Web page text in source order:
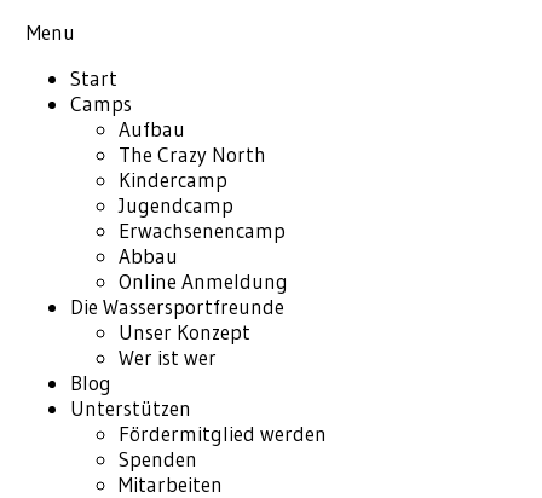
Menu
Start
Camps
Aufbau
The Crazy North
Kindercamp
Jugendcamp
Erwachsenencamp
Abbau
Online Anmeldung
Die Wassersportfreunde
Unser Konzept
Wer ist wer
Blog
Unterstützen
Fördermitglied werden
Spenden
Mitarbeiten